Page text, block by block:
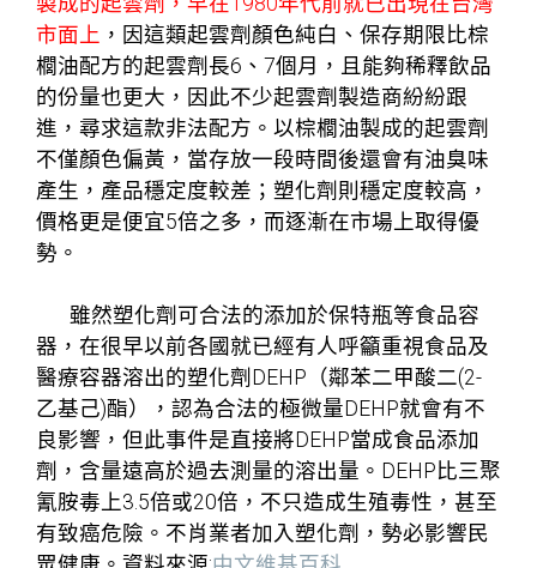
市面上 ，因這類起雲劑顏色純白、保存期限比棕
櫚油配方的起雲劑長6、7個月，且能夠稀釋飲品
的份量也更大，因此不少起雲劑製造商紛紛跟
進，尋求這款非法配方。以棕櫚油製成的起雲劑
不僅顏色偏黃，當存放一段時間後還會有油臭味
產生，產品穩定度較差；塑化劑則穩定度較高，
價格更是便宜5倍之多，而逐漸在市場上取得優
勢。
雖然塑化劑可合法的添加於保特瓶等食品容
器，在很早以前各國就已經有人呼籲重視食品及
醫療容器溶出的塑化劑DEHP（鄰苯二甲酸二(2-
乙基己)酯），認為合法的極微量DEHP就會有不
良影響，但此事件是直接將DEHP當成食品添加
劑，含量遠高於過去測量的溶出量。DEHP比三聚
氰胺毒上3.5倍或20倍，不只造成生殖毒性，甚至
有致癌危險。不肖業者加入塑化劑，勢必影響民